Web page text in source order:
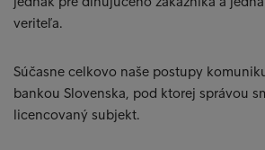
veriteľa.
Súčasne celkovo naše postupy
bankou Slovenska, pod ktorej správou
licencovaný subjekt.